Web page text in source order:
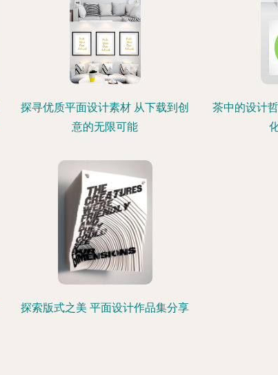
探寻优质平面设计素材 从下载到创
意的无限可能
茶中的设计
探索版式之美 平面设计作品集分享